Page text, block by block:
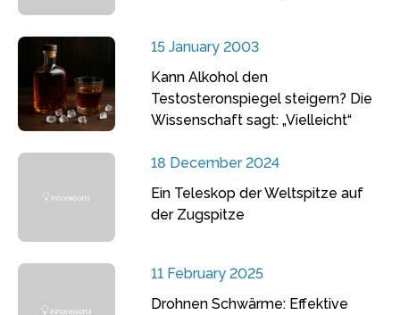
15 January 2003
Kann Alkohol den
Testosteronspiegel steigern? Die
Wissenschaft sagt: „Vielleicht“
18 December 2024
Ein Teleskop der Weltspitze auf
der Zugspitze
11 February 2025
Drohnen Schwärme: Effektive